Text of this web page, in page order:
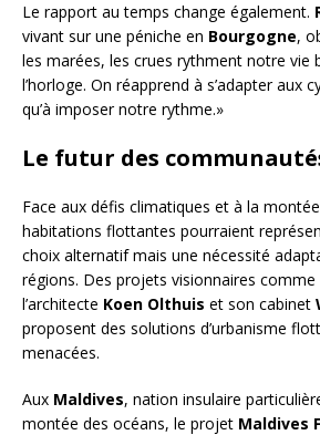
Le rapport au temps change également.
vivant sur une péniche en Bourgogne,
les marées, les crues rythment notre vie
l’horloge. On réapprend à s’adapter aux
qu’à imposer notre rythme.»
Le futur des
Face aux défis climatiques et à la
habitations flottantes pourraient
choix alternatif mais une nécessité
régions. Des projets visionnaires
l’architecte Koen Olthuis et son cabinet
proposent des solutions d’urbanisme
menacées.
Aux Maldives, nation insulaire
montée des océans, le projet Maldives